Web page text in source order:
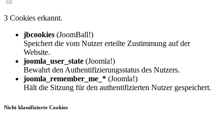
3 Cookies erkannt.
jbcookies (JoomBall!)
Speichert die vom Nutzer erteilte Zustimmung auf der
Website.
joomla_user_state (Joomla!)
Bewahrt den Authentifizierungsstatus des Nutzers.
joomla_remember_me_* (Joomla!)
Hält die Sitzung für den authentifizierten Nutzer gespeichert.
Nicht klassifizierte Cookies